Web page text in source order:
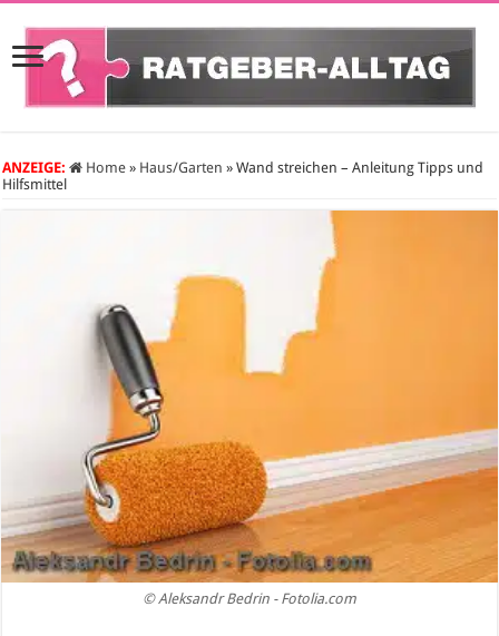
ANZEIGE: Home » Haus/Garten » Wand streichen – Anleitung Tipps und
Hilfsmittel
© Aleksandr Bedrin - Fotolia.com